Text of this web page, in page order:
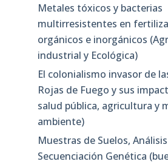
Metales tóxicos y bacterias
multirresistentes en
orgánicos e inorgánicos
industrial y Ecológica)
El colonialismo invasor de
Rojas de Fuego y sus
salud pública, agricultura y
ambiente)
Muestras de Suelos,
Secuenciación Genética